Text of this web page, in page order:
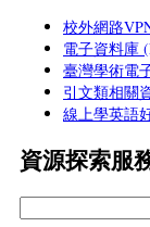
校外網路
電子資料庫
臺灣學術電
引文類相關
線上學英語
資源探索服